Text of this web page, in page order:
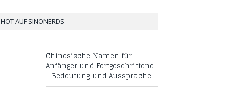
HOT AUF SINONERDS
Chinesische Namen für
Anfänger und Fortgeschrittene
– Bedeutung und Aussprache